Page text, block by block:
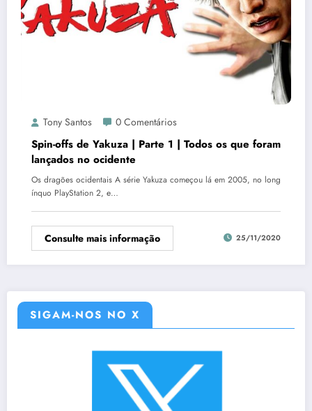
Tony Santos 0 Comentários
Spin-offs de Yakuza | Parte 1 | Todos os que foram
lançados no ocidente
Os dragões ocidentais A série Yakuza começou lá em 2005, no long
ínquo PlayStation 2, e…
Consulte mais informação 25/11/2020
SIGAM-NOS NO X